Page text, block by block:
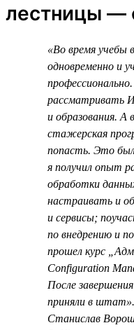
лестницы —
«Во время учебы
одновременно и
рассматривать
и образования. А
стажерская
попасть. Это
я получил опыт
обработки
настраивать и
и сервисы;
по внедрению и
прошел курс
Configuration
После
приняли в штат».
Станислав